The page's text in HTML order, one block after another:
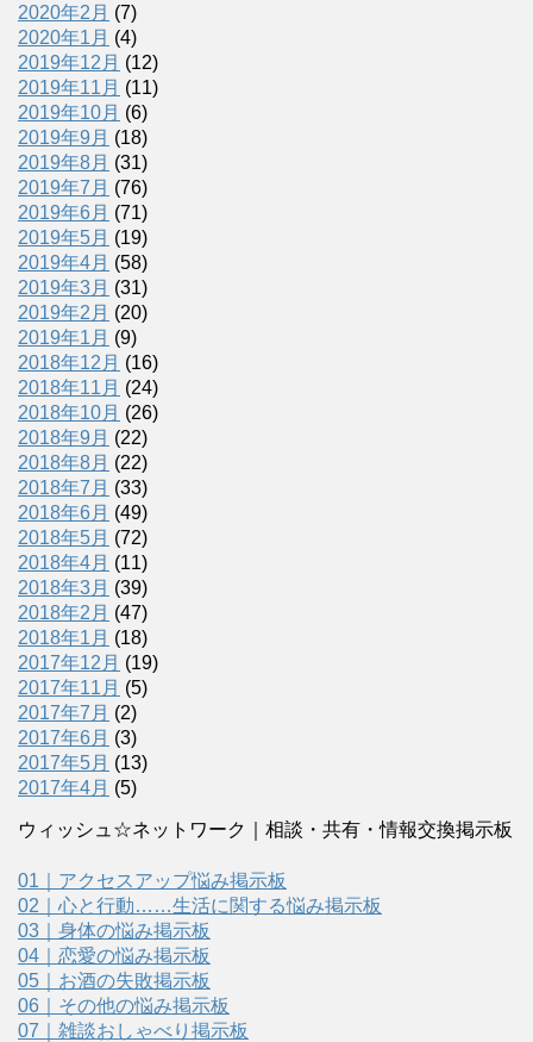
2020年2月 (7)
2020年1月 (4)
2019年12月 (12)
2019年11月 (11)
2019年10月 (6)
2019年9月 (18)
2019年8月 (31)
2019年7月 (76)
2019年6月 (71)
2019年5月 (19)
2019年4月 (58)
2019年3月 (31)
2019年2月 (20)
2019年1月 (9)
2018年12月 (16)
2018年11月 (24)
2018年10月 (26)
2018年9月 (22)
2018年8月 (22)
2018年7月 (33)
2018年6月 (49)
2018年5月 (72)
2018年4月 (11)
2018年3月 (39)
2018年2月 (47)
2018年1月 (18)
2017年12月 (19)
2017年11月 (5)
2017年7月 (2)
2017年6月 (3)
2017年5月 (13)
2017年4月 (5)
ウィッシュ☆ネットワーク｜相談・共有・情報交換掲示板
01｜アクセスアップ悩み掲示板
02｜心と行動……生活に関する悩み掲示板
03｜身体の悩み掲示板
04｜恋愛の悩み掲示板
05｜お酒の失敗掲示板
06｜その他の悩み掲示板
07｜雑談おしゃべり掲示板